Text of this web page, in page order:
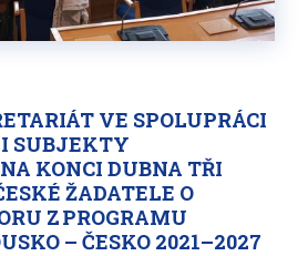
VE SPOLUPRÁCI
SUBJEKTY
KONCI DUBNA TŘI
ŽADATELE O
Z PROGRAMU
– ČESKO 2021–2027